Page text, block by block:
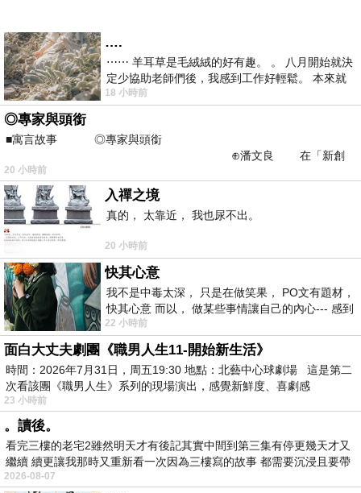
….
⋯⋯ 羊耳草是毛絨絨的好有趣。 。 八月開始就決
定少協助老師們後，我感到工作好輕鬆。 本來就
不是我的工作啊。 真
18 小時前
◎專家與頭銜
■寓言故事 ◎專家與頭銜
⊕潘文良 在「新創
之谷」裡——
20 小時前
入禪之境
真的， 太靠近， 我也尿不出。
20 小時前
快其心意
我不是中毒太深， 只是在做笑果， PO文有題材，
快其心意 而以， 做某些事情讓自己的內心--- 感到
愉快。
22 小時前
面白大丈夫劇團《職男人生11-開始新生活》
時間：2026年7月31日，周五19:30 地點：北藝中心球劇場 這是第二
次看該團《職男人生》系列的現場演出，感覺新鮮度、喜劇感
23 小時前
。讀後。
看完三樓的老宅2雖然明天才有後記其實中間到第三集有停更幾天才又
繼續 續更讓我那時又重新看一次因為三樓寫的故事 都需要沉浸且要帶
有
2026-08-07